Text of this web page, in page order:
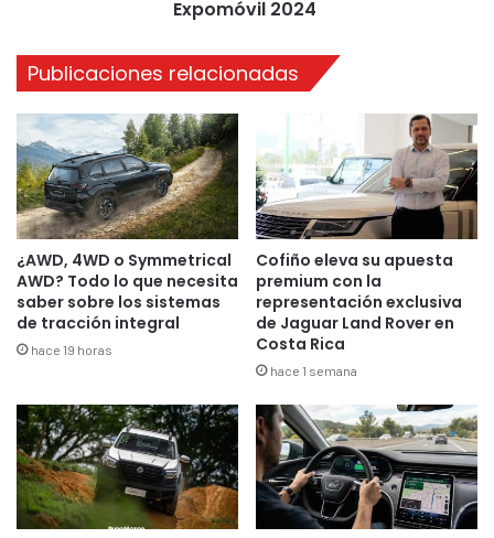
Expomóvil 2024
Publicaciones relacionadas
¿AWD, 4WD o Symmetrical
AWD? Todo lo que necesita
saber sobre los sistemas
de tracción integral
hace 19 horas
Cofiño eleva su apuesta
premium con la
representación exclusiva
de Jaguar Land Rover en
Costa Rica
hace 1 semana